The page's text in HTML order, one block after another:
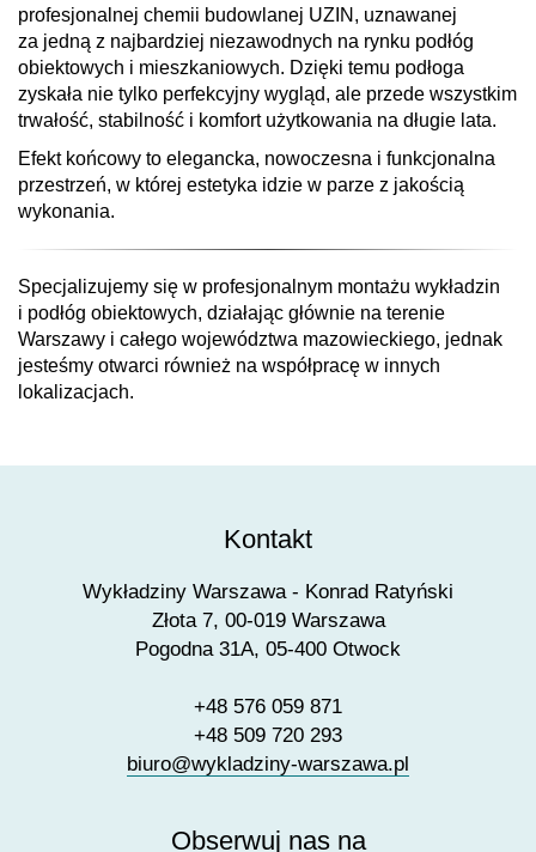
profesjonalnej chemii budowlanej UZIN, uznawanej
za jedną z najbardziej niezawodnych na rynku podłóg
obiektowych i mieszkaniowych. Dzięki temu podłoga
zyskała nie tylko perfekcyjny wygląd, ale przede wszystkim
trwałość, stabilność i komfort użytkowania na długie lata.
Efekt końcowy to elegancka, nowoczesna i funkcjonalna
przestrzeń, w której estetyka idzie w parze z jakością
wykonania.
Specjalizujemy się w profesjonalnym montażu wykładzin
i podłóg obiektowych, działając głównie na terenie
Warszawy i całego województwa mazowieckiego, jednak
jesteśmy otwarci również na współpracę w innych
lokalizacjach.
Kontakt
Wykładziny Warszawa - Konrad Ratyński
Złota 7, 00-019 Warszawa
Pogodna 31A, 05-400 Otwock
+48 576 059 871
+48 509 720 293
biuro@wykladziny-warszawa.pl
Obserwuj nas na